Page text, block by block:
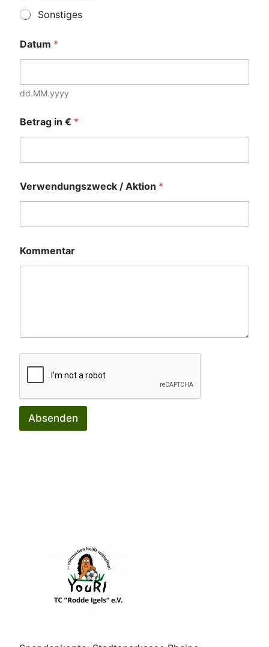
Sonstiges
Datum *
dd.MM.yyyy
Betrag in € *
A
r
Verwendungszweck / Aktion *
Kommentar
Absenden